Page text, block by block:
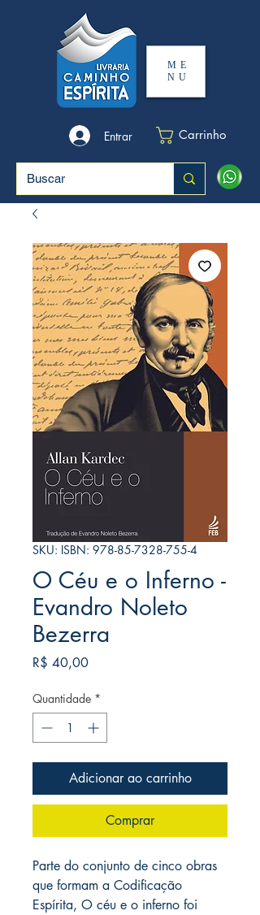
ME
NU
Entrar Carrinho
SKU: ISBN: 978-85-7328-755-4
O Céu e o Inferno -
Evandro Noleto
Bezerra
R$ 40,00Preço
Quantidade *
Adicionar ao carrinho
Comprar
Parte do conjunto de cinco obras
que formam a Codificação
Espírita, O céu e o inferno foi